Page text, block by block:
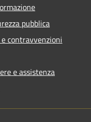
pubblica
contravvenzioni
e assistenza